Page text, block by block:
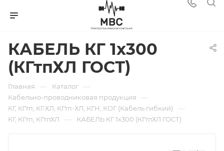
КАБЕЛЬ КГ 1х300
(КГтпХЛ ГОСТ)
Главная — Каталог —
Кабельно-проводниковая продукция —
КГ, КГтп, КГ-ХЛ, КГтп-ХЛ, КГН, КОГ (Кабель гибкий) —
КГ, КГтп, КГтпХЛ — КАБЕЛЬ КГ 1х300 (КГтпХЛ ГОСТ)